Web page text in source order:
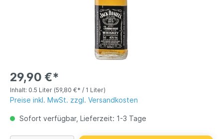
29,90 €*
Inhalt: 0.5 Liter (59,80 €* / 1 Liter)
Preise inkl. MwSt. zzgl. Versandkosten
Sofort verfügbar, Lieferzeit: 1-3 Tage